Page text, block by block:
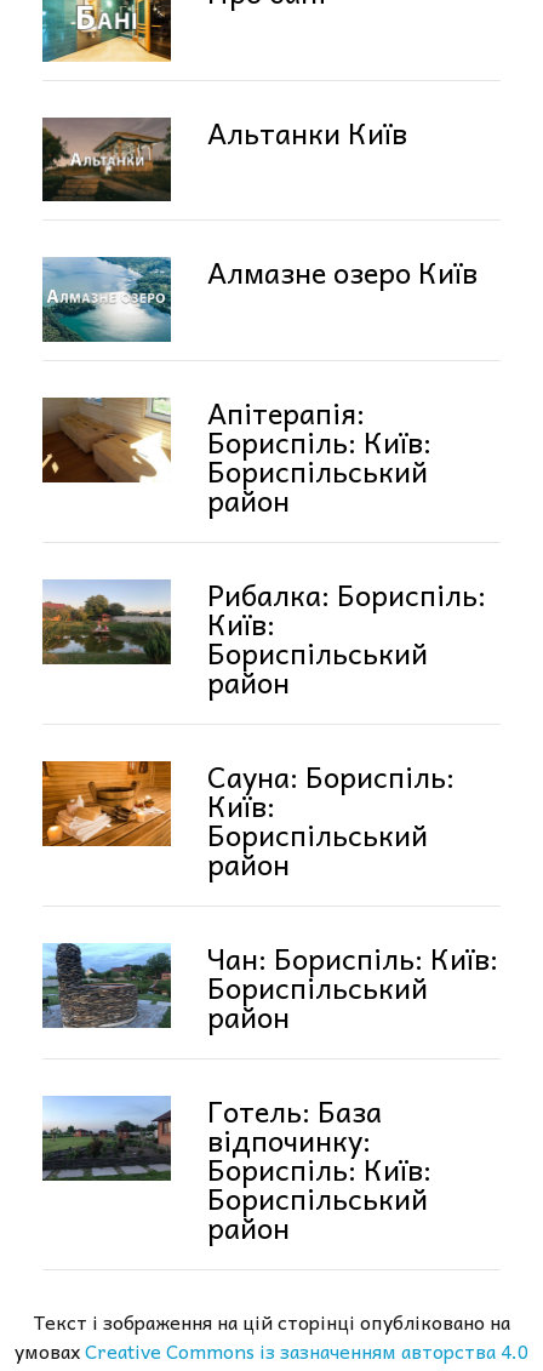
Альтанки Київ
Алмазне озеро Київ
Апітерапія:
Бориспіль: Київ:
Бориспільський
район
Рибалка: Бориспіль:
Київ:
Бориспільський
район
Сауна: Бориспіль:
Київ:
Бориспільський
район
Чан: Бориспіль: Київ:
Бориспільський
район
Готель: База
відпочинку:
Бориспіль: Київ:
Бориспільський
район
Текст і зображення на цій сторінці опубліковано на
умовахCreative Commons із зазначенням авторства 4.0